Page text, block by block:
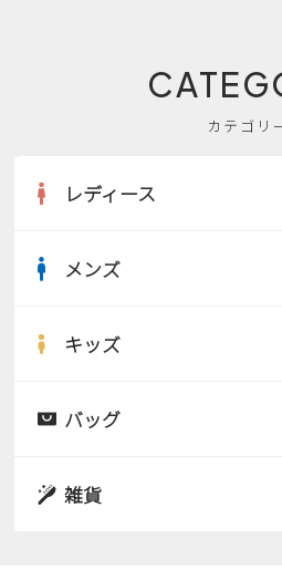
カテゴリ
レディース
サンダル
スニーカー
メンズ
サンダル
キッズ
サンダル
バッグ
雑貨